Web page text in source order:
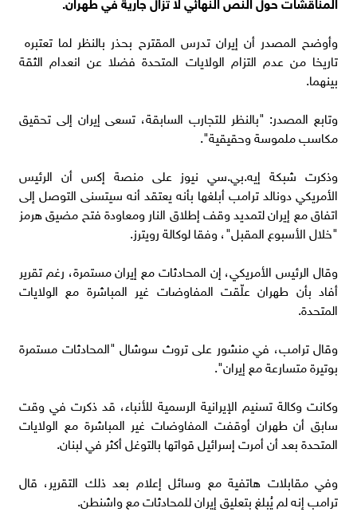
وأوضح المصدر أن إيران تدرس المقترح بحذر بالنظر لما ​تعتبره ​
تاريخا ⁠من عدم التزام الولايات ​المتحدة فضلا عن ​انعدام ⁠الثقة
بينهما.
وتابع المصدر: "بالنظر للتجارب السابقة، ⁠تسعى ​إيران إلى ​تحقيق
مكاسب ملموسة وحقيقية".
وذكرت ​شبكة إيه.بي.سي ‌نيوز ​على منصة إكس ⁠أن ​الرئيس
الأمريكي ​دونالد ترامب أبلغها ​بأنه ​يعتقد أنه سيتسنى ‌التوصل ⁠إلى
اتفاق مع إيران ​لتمديد ​وقف ⁠إطلاق ​النار ومعاودة ​فتح ⁠مضيق هرمز
"خلال ⁠الأسبوع ​المقبل"، وفقا لوكالة رويترز.
وقال الرئيس الأمريكي، إن المحادثات مع إيران مستمرة، ​رغم تقرير
أفاد بأن طهران علّقت المفاوضات ‌غير المباشرة مع الولايات
المتحدة.
وقال ترامب، في منشور على تروث سوشال "المحادثات مستمرة
بوتيرة متسارعة مع إيران".
وكانت ​وكالة تسنيم الإيرانية الرسمية للأنباء، قد ذكرت ​في وقت
سابق أن طهران أوقفت المفاوضات غير ⁠المباشرة مع الولايات
المتحدة بعد أن أمرت ​إسرائيل قواتها بالتوغل أكثر في لبنان.
وفي مقابلات هاتفية ​مع وسائل إعلام بعد ذلك التقرير، قال
ترامب إنه لم يُبلغ بتعليق إيران للمحادثات مع واشنطن.